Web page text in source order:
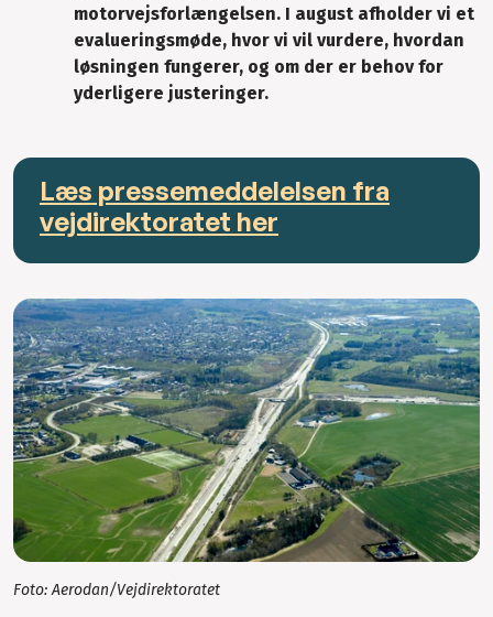
motorvejsforlængelsen. I august afholder vi et
evalueringsmøde, hvor vi vil vurdere, hvordan
løsningen fungerer, og om der er behov for
yderligere justeringer.
Læs pressemeddelelsen fra
vejdirektoratet her
Foto: Aerodan/Vejdirektoratet